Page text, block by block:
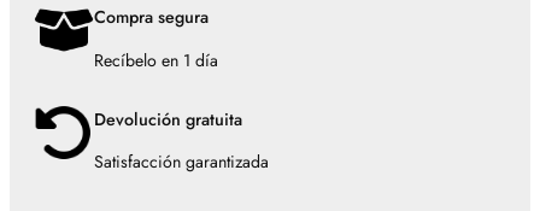
Compra segura
Recíbelo en 1 día
Devolución gratuita
Satisfacción garantizada